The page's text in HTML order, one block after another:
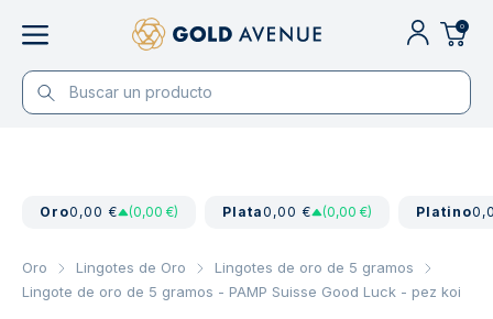
0
Oro0,00 € (0,00 €) Plata0,00 € (0,00 €) Platino
Oro Lingotes de Oro
Lingotes de oro de 5 gramos
Lingote de oro de 5 gramos - PAMP Suisse Good Luck - pez koi